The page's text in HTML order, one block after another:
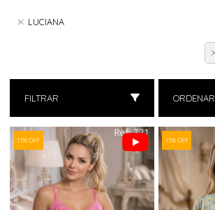
LUCIANA
FILTRAR ORDENAR
11% OFF 11% OFF